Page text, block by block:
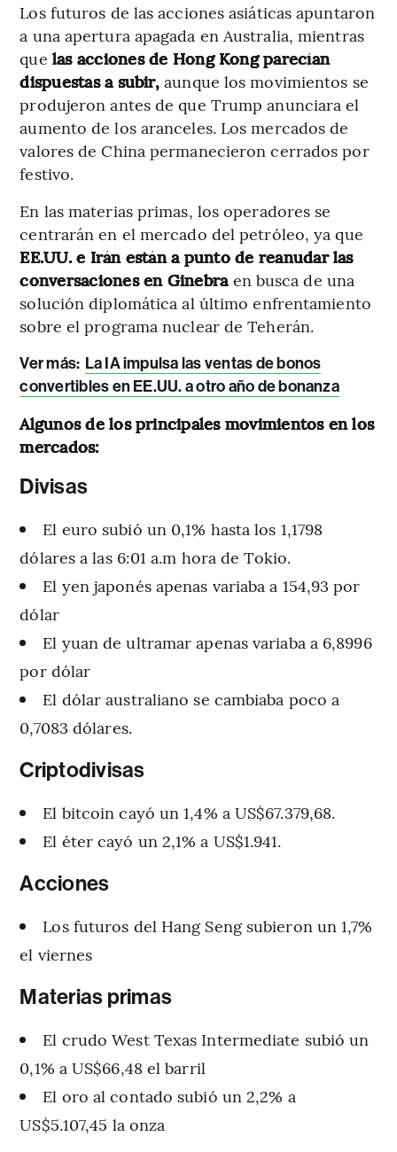
Los futuros de las acciones asiáticas apuntaron
a una apertura apagada en Australia, mientras
que las acciones de Hong Kong parecían
dispuestas a subir,aunque los movimientos se
produjeron antes de que Trump anunciara el
aumento de los aranceles. Los mercados de
valores de China permanecieron cerrados por
festivo.
En las materias primas, los operadores se
centrarán en el mercado del petróleo, ya que
EE.UU. e Irán están a punto de reanudar las
conversaciones en Ginebraen busca de una
solución diplomática al último enfrentamiento
sobre el programa nuclear de Teherán.
Ver más: La IA impulsa las ventas de bonos
convertibles en EE.UU. a otro año de bonanza
Algunos de los principales movimientos en los
mercados:
Divisas
El euro subió un 0,1% hasta los 1,1798
dólares a las 6:01 a.m hora de Tokio.
El yen japonés apenas variaba a 154,93 por
dólar
El yuan de ultramar apenas variaba a 6,8996
por dólar
El dólar australiano se cambiaba poco a
0,7083 dólares.
Criptodivisas
El bitcoin cayó un 1,4% a US$67.379,68.
El éter cayó un 2,1% a US$1.941.
Acciones
Los futuros del Hang Seng subieron un 1,7%
el viernes
Materias primas
El crudo West Texas Intermediate subió un
0,1% a US$66,48 el barril
El oro al contado subió un 2,2% a
US$5.107,45 la onza